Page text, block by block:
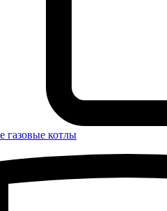
газовые котлы